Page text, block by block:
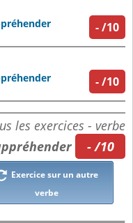
-/10
-/10
les exercices - verbe
- /10
Exercice sur un autre
verbe